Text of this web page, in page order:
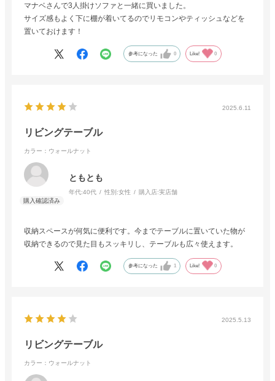
マナベさんで3人掛けソファと一緒に買いました。
サイズ感もよく下に棚が着いてるのでリモコンやティッシュなどを
置いておけます！
参考になった 0 Like! 0
2025.6.11
リビングテーブル
カラー：ウォールナット
ともとも
年代:40代 性別:女性 購入店:実店舗
収納スペースが何気に便利です。今までテーブルに置いていた物が
収納できるので見た目もスッキリし、テーブルも広々使えます。
参考になった 1 Like! 0
2025.5.13
リビングテーブル
カラー：ウォールナット